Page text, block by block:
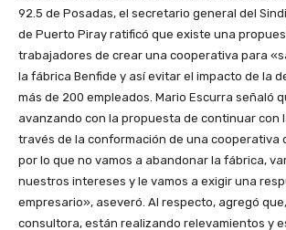
92.5 de Posadas, el secretario general del
de Puerto Piray ratificó que existe una
trabajadores de crear una cooperativa para
la fábrica Benfide y así evitar el impacto de la
más de 200 empleados. Mario Escurra señaló
avanzando con la propuesta de continuar con
través de la conformación de una cooperativa
por lo que no vamos a abandonar la fábrica,
nuestros intereses y le vamos a exigir una
empresario», aseveró. Al respecto, agregó
consultora, están realizando relevamientos y